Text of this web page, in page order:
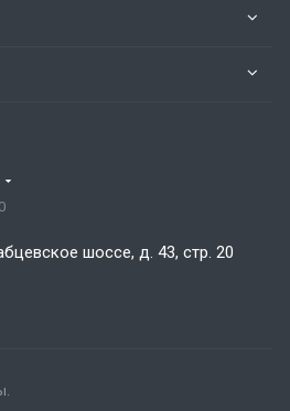
шоссе, д. 43, стр. 20